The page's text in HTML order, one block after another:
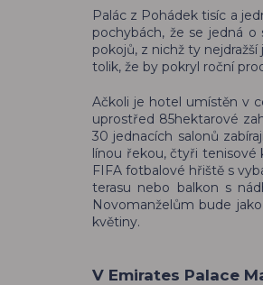
Palác z Pohádek tisíc a
pochybách, že se jedná
pokojů, z nichž ty
tolik, že by pokryl roční
Ačkoli je hotel umístěn v
uprostřed 85hektarové
30 jednacích salonů
línou řekou, čtyři tenisové
FIFA fotbalové hřiště s
terasu nebo balkon s
Novomanželům bude
květiny.
V Emirates Palace